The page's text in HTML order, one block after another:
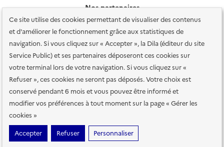
Ce site utilise des cookies permettant de visualiser des contenus
et d'améliorer le fonctionnement grâce aux statistiques de
navigation. Si vous cliquez sur « Accepter », la Dila (éditeur du site
Service Public) et ses partenaires déposeront ces cookies sur
votre terminal lors de votre navigation. Si vous cliquez sur «
Refuser », ces cookies ne seront pas déposés. Votre choix est
conservé pendant 6 mois et vous pouvez être informé et
modifier vos préférences à tout moment sur la page « Gérer les
cookies »
Accepter
Refuser Personnaliser
Nos partenaires
Plan du site Accessibilité : totalement conforme
Accessibilité des
services en ligne Mentions légales Données personnelles et sécurité
Conditions générales d'utilisation Gestion des cookies
Sauf mention contraire, tous les contenus de ce site sont sous
etalab-2.0